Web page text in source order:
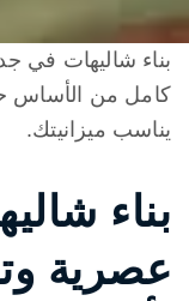
بناء شاليهات في
كامل من الأساس
يناسب ميزانيتك.
بناء
عصرية